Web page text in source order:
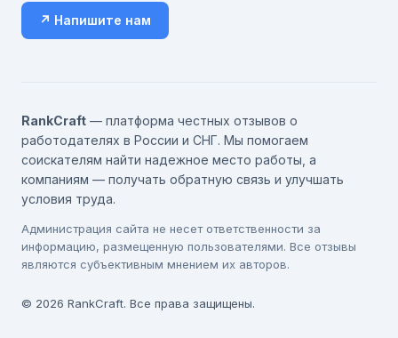
↗ Напишите нам
RankCraft — платформа честных отзывов о
работодателях в России и СНГ. Мы помогаем
соискателям найти надежное место работы, а
компаниям — получать обратную связь и улучшать
условия труда.
Администрация сайта не несет ответственности за
информацию, размещенную пользователями. Все отзывы
являются субъективным мнением их авторов.
© 2026 RankCraft. Все права защищены.